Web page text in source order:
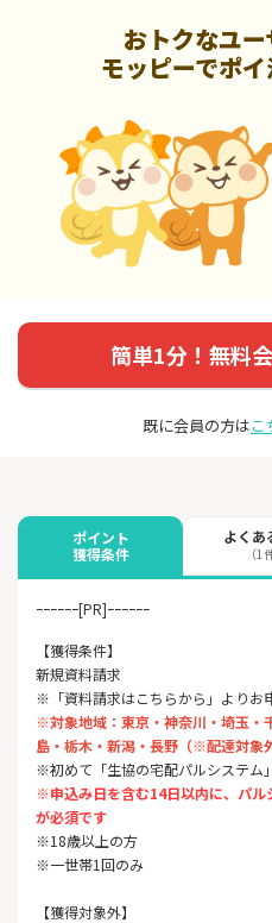
おトクなユー
モッピーでポ
簡単1分！無料
既に会員の方はこ
ポイント
獲得条件
よくあ
（1
ｰｰｰｰｰｰ[PR]ｰｰｰｰｰｰ
【獲得条件】
新規資料請求
※「資料請求はこちらから」よりお
※対象地域：東京・神奈川・埼玉・
島・栃木・新潟・長野 （※配達対象
※初めて「生協の宅配パルシステム
※申込み日を含む14日以内に、パル
が必須です
※18歳以上の方
※一世帯1回のみ
【獲得対象外】